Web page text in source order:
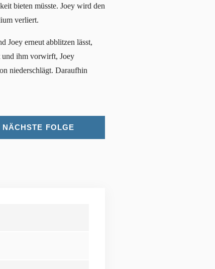
bieten müsste. Joey wird den
verliert.
Joey erneut abblitzen lässt,
und ihm vorwirft, Joey
niederschlägt. Daraufhin
NÄCHSTE FOLGE